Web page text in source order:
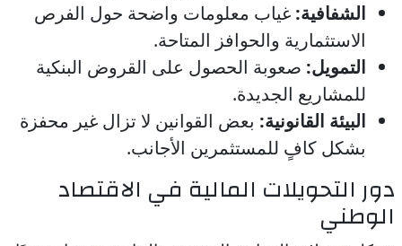
الشفافية: غياب معلومات واضحة حول الفرص
الاستثمارية والحوافز المتاحة.
التمويل: صعوبة الحصول على القروض البنكية
للمشاريع الجديدة.
البيئة القانونية: بعض القوانين لا تزال غير محفزة
بشكل كافٍ للمستثمرين الأجانب.
دور التحويلات المالية في الاقتصاد
الوطني